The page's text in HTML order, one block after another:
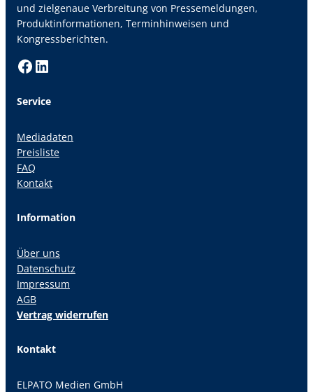
und zielgenaue Verbreitung von Pressemeldungen,
Produktinformationen, Terminhinweisen und
Kongressberichten.
Facebook LinkedIn
Service
Mediadaten
Preisliste
FAQ
Kontakt
Information
Über uns
Datenschutz
Impressum
AGB
Vertrag widerrufen
Kontakt
ELPATO Medien GmbH